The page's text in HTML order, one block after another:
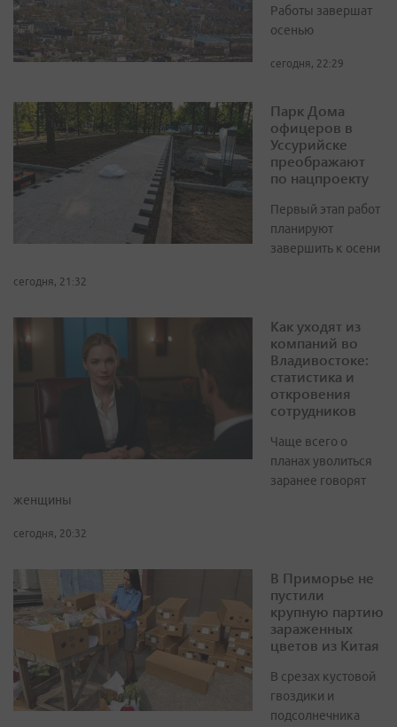
Работы завершат
осенью
сегодня, 22:29
Парк Дома
офицеров в
Уссурийске
преображают
по нацпроекту
Первый этап работ
планируют
завершить к осени
сегодня, 21:32
Как уходят из
компаний во
Владивостоке:
статистика и
откровения
сотрудников
Чаще всего о
планах уволиться
заранее говорят
женщины
сегодня, 20:32
В Приморье не
пустили
крупную партию
зараженных
цветов из Китая
В срезах кустовой
гвоздики и
подсолнечника